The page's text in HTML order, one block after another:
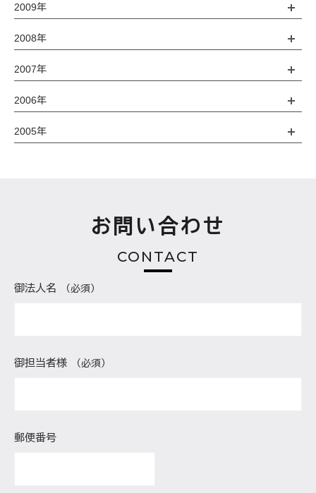
2009年
2008年
2007年
2006年
2005年
お問い合わせ
CONTACT
御法人名 （必須）
御担当者様 （必須）
郵便番号